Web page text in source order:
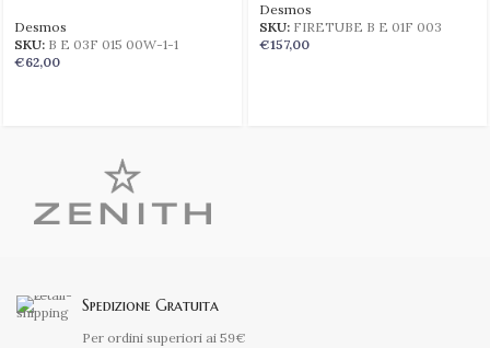
Desmos
SKU: B E 03F 015 00W-1-1
€62,00
Desmos
SKU: FIRETUBE B E 01F 003
€157,00
Spedizione Gratuita
Per ordini superiori ai 59€